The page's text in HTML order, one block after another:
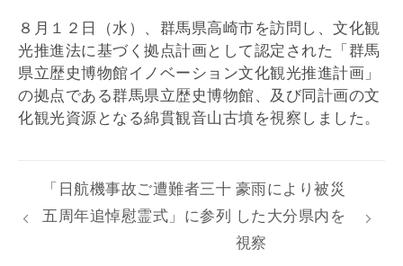
８月１２日（水）、群馬県高崎市を訪問し、文化観
光推進法に基づく拠点計画として認定された「群馬
県立歴史博物館イノベーション文化観光推進計画」
の拠点である群馬県立歴史博物館、及び同計画の文
化観光資源となる綿貫観音山古墳を視察しました。
「日航機事故ご遭難者三十
五周年追悼慰霊式」に参列
豪雨により被災
した大分県内を
視察